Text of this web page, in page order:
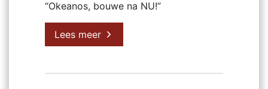
“Okeanos, bouwe na NU!”
Lees meer